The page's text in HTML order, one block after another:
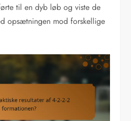
til en dyb løb og viste de
opsætningen mod forskellige